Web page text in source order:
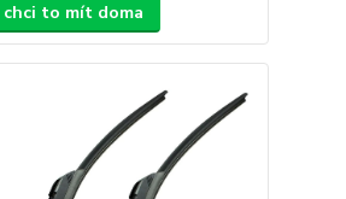
chci to mít doma